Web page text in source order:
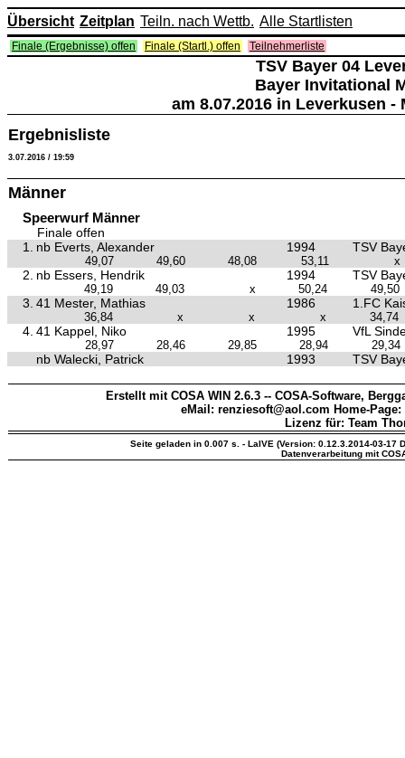
Übersicht Zeitplan Teiln. nach Wettb. Alle Startlisten
Finale (Ergebnisse) offen Finale (Startl.) offen Teilnehmerliste
TSV Bayer 04
Bayer Invitational
am 8.07.2016 in Leverkusen -
Ergebnisliste
3.07.2016 / 19:59
Männer
Speerwurf Männer
Finale offen
1.
nb Everts, Alexander 1994 TSV
49,07 49,60 48,08 53,11 x
2. nb Essers, Hendrik 1994 TSV
49,19 49,03 x 50,24 49,50
3. 41 Mester, Mathias 1986 1.FC
36,84 x x x 34,74
4. 41 Kappel, Niko 1995 VfL
28,97 28,46 29,85 28,94 29,34
nb Walecki, Patrick 1993 TSV
Erstellt mit COSA WIN 2.6.3 -- COSA-Software,
eMail: renziesoft@aol.com Home-Page:
Lizenz für: Team
Seite geladen in 0.007 s. - LaIVE (Version: 0.12.3.2014-03-17
Datenverarbeitung mit